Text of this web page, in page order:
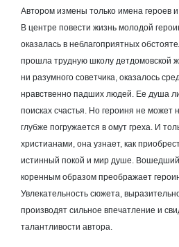
Автором измены только имена героев и
В центре повести жизнь молодой
оказалась в неблагоприятных
прошла трудную школу детдомовской
ни разумного советчика, оказалось
нравственно падших людей. Ее душа
поисках счастья. Но героиня не может
глубже погружается в омут греха. И
христианами, она узнает, как
истинный покой и мир душе.
коренным образом преображает
Увлекательность сюжета,
производят сильное впечатление и
талантливости автора.